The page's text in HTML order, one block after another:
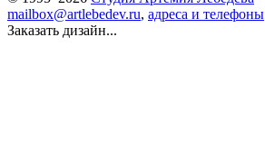
mailbox@artlebedev.ru, адреса и телефоны
Заказать дизайн...